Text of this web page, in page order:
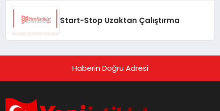
Start-Stop Uzaktan Çalıştırma
Haberin Doğru Adresi